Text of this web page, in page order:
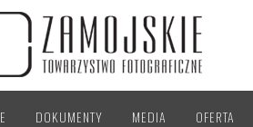
DOKUMENTY MEDIA OFERTA